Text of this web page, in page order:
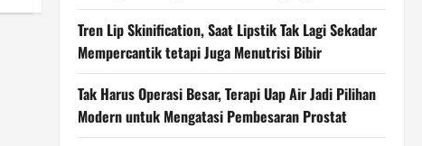
Tren Lip Skinification, Saat Lipstik Tak Lagi Sekadar
Mempercantik tetapi Juga Menutrisi Bibir
Tak Harus Operasi Besar, Terapi Uap Air Jadi Pilihan
Modern untuk Mengatasi Pembesaran Prostat